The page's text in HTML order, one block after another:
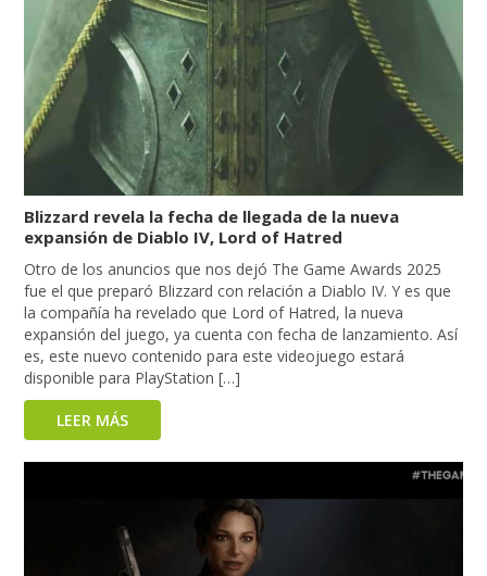
Blizzard revela la fecha de llegada de la nueva
expansión de Diablo IV, Lord of Hatred
Otro de los anuncios que nos dejó The Game Awards 2025
fue el que preparó Blizzard con relación a Diablo IV. Y es que
la compañía ha revelado que Lord of Hatred, la nueva
expansión del juego, ya cuenta con fecha de lanzamiento. Así
es, este nuevo contenido para este videojuego estará
disponible para PlayStation […]
LEER MÁS